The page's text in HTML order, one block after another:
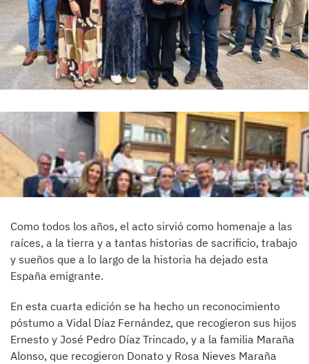
Como todos los años, el acto sirvió como homenaje a las
raíces, a la tierra y a tantas historias de sacrificio, trabajo
y sueños que a lo largo de la historia ha dejado esta
España emigrante.
En esta cuarta edición se ha hecho un reconocimiento
póstumo a Vidal Díaz Fernández, que recogieron sus hijos
Ernesto y José Pedro Díaz Trincado, y a la familia Maraña
Alonso, que recogieron Donato y Rosa Nieves Maraña